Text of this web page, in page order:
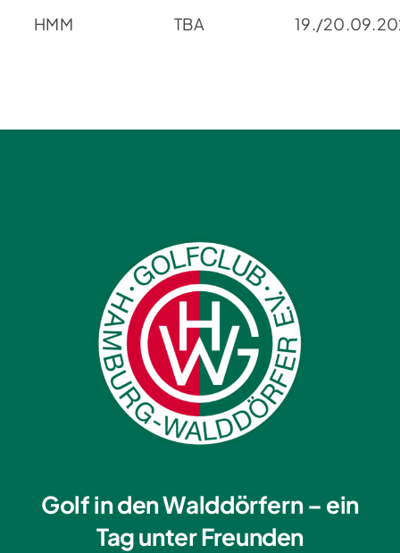
HMM TBA 19./
Golf in den Walddörfern – ein
Tag unter Freunden